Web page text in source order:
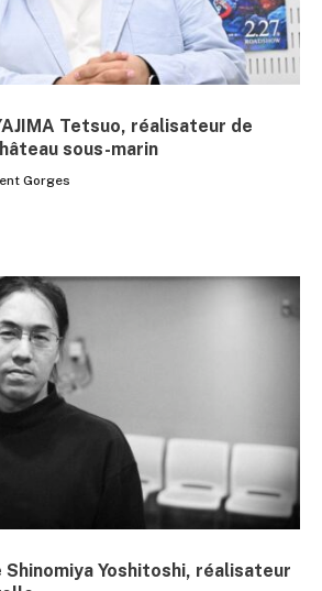
Tetsuo, réalisateur de
sous-marin
Gorges
Yoshitoshi, réalisateur